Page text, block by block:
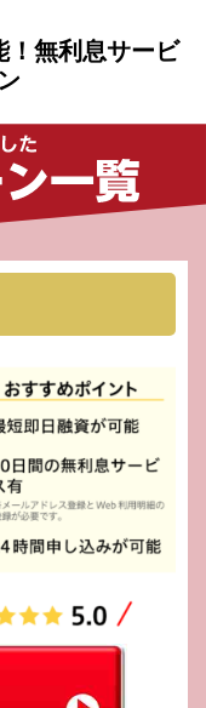
！無利息サービ